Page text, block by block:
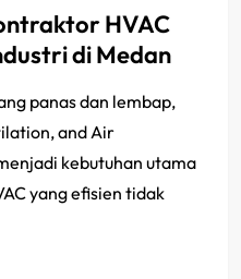
HVAC
di Medan
panas dan lembap,
and Air
kebutuhan utama
yang efisien tidak